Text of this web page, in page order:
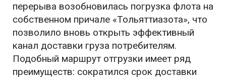
перерыва возобновилась погрузка флота на
собственном причале «Тольяттиазота», что
позволило вновь открыть эффективный
канал доставки груза потребителям.
Подобный маршрут отгрузки имеет ряд
преимуществ: сократился срок доставки